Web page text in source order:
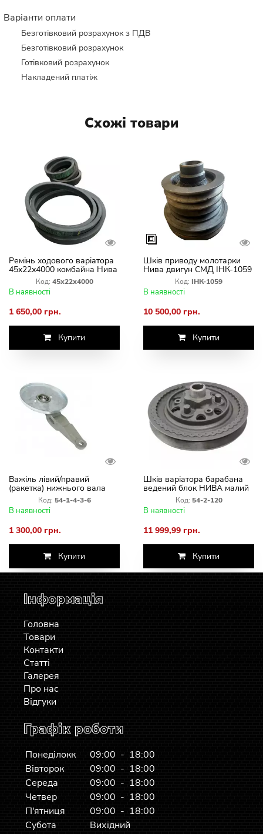
Варіанти оплати
Безготівковий розрахунок з ПДВ
Безготівковий розрахунок
Готівковий розрахунок
Накладений платіж
Схожі товари
Ремінь ходового варіатора
45х22х4000 комбайна Нива
СК-5М Германия
Код: 45х22х4000
В наявності
1 650,00 грн.
Купити
Шків приводу молотарки
Нива двигун СМД ІНК-1059
Код: ІНК-1059
В наявності
10 500,00 грн.
Купити
Важіль лівий/правий
(ракетка) нижнього вала
похилої камери
Код: 54-1-4-3-6
В наявності
1 300,00 грн.
Купити
Шків варіатора барабана
ведений блок НИВА малий
54-2-120Код: 54-2-120
В наявності
11 999,99 грн.
Купити
Інформація
Головна
Товари
Контакти
Статті
Галерея
Про нас
Відгуки
Графік роботи
Понеділокк
09:00 - 18:00
Вівторок
09:00 - 18:00
Середа
09:00 - 18:00
Четвер
09:00 - 18:00
П'ятниця
09:00 - 18:00
Субота
Вихідний